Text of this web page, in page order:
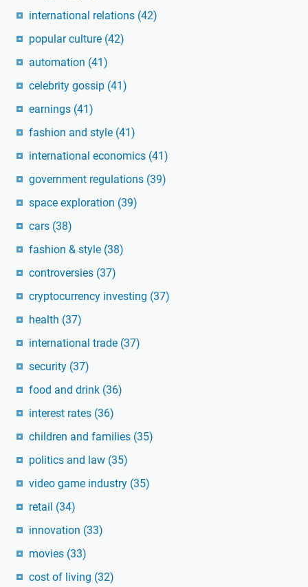
international relations (42)
popular culture (42)
automation (41)
celebrity gossip (41)
earnings (41)
fashion and style (41)
international economics (41)
government regulations (39)
space exploration (39)
cars (38)
fashion & style (38)
controversies (37)
cryptocurrency investing (37)
health (37)
international trade (37)
security (37)
food and drink (36)
interest rates (36)
children and families (35)
politics and law (35)
video game industry (35)
retail (34)
innovation (33)
movies (33)
cost of living (32)